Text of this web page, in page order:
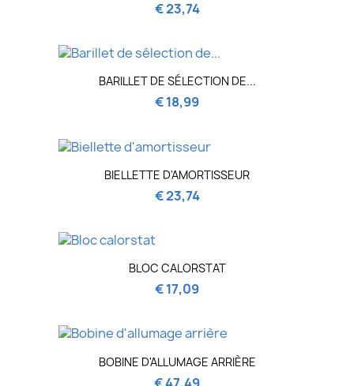
€ 23,74
BARILLET DE SÉLECTION DE...
€ 18,99
BIELLETTE D'AMORTISSEUR
€ 23,74
BLOC CALORSTAT
€ 17,09
BOBINE D'ALLUMAGE ARRIÈRE
€ 47,49